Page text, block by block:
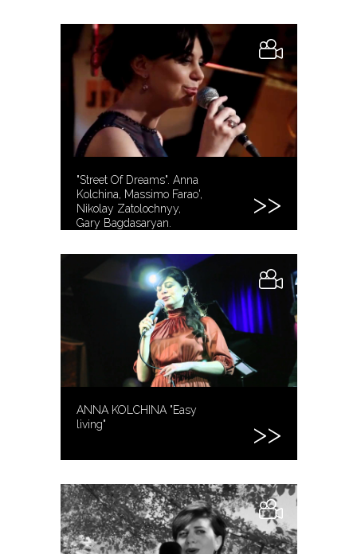
"Street Of Dreams". Anna
Kolchina, Massimo Farao',
Nikolay Zatolochnyy,
Gary Bagdasaryan.
ANNA KOLCHINA "Easy
living"